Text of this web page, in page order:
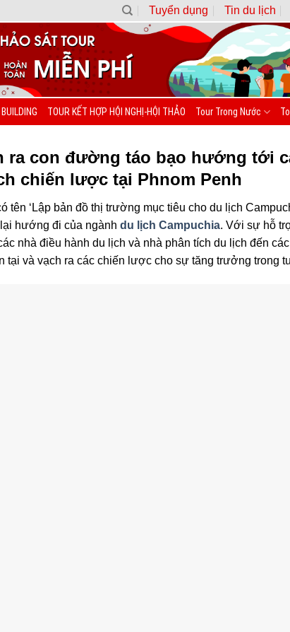
Tuyển dụng Tin du lịch
TOUR KẾT HỢP HỘI NGHỊ-HỘI THẢO Tour Trong Nước
ra con đường táo bạo hướng tới
chiến lược tại Phnom Penh
tên ‘Lập bản đồ thị trường mục tiêu cho du lịch
hướng đi của ngành du lịch Campuchia. Với sự hỗ
nhà điều hành du lịch và nhà phân tích du lịch đến
tại và vạch ra các chiến lược cho sự tăng trưởng trong